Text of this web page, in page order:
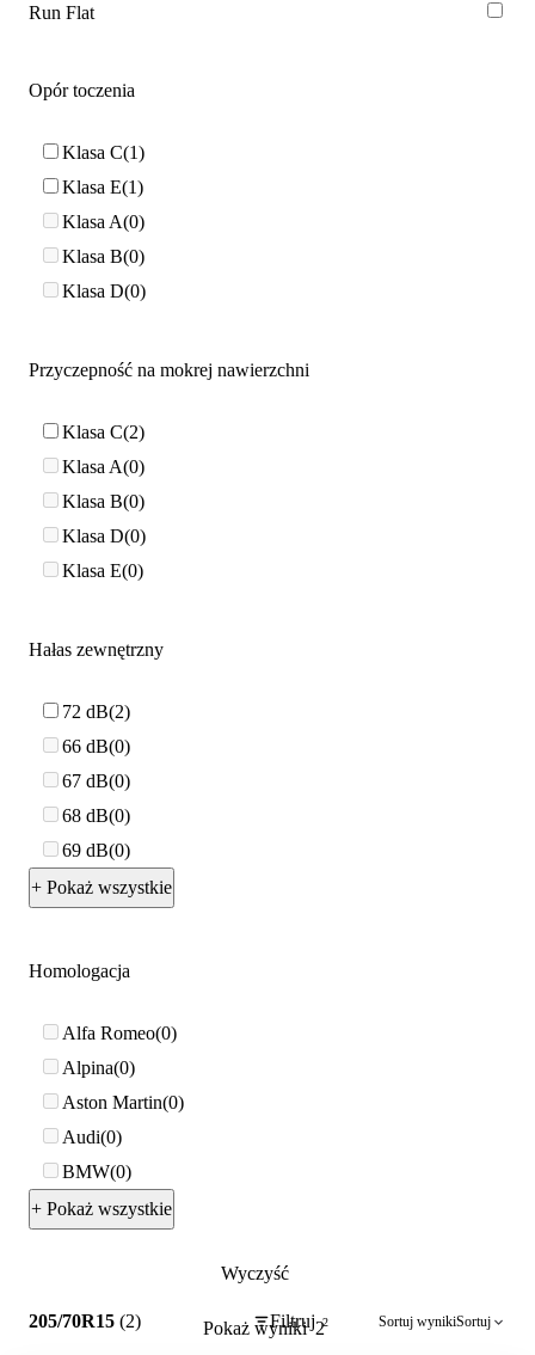
Run Flat
Opór toczenia
Klasa C 1
Klasa E 1
Klasa A 0
Klasa B 0
Klasa D 0
Przyczepność na mokrej nawierzchni
Klasa C 2
Klasa A 0
Klasa B 0
Klasa D 0
Klasa E 0
Hałas zewnętrzny
72 dB 2
66 dB 0
67 dB 0
68 dB 0
69 dB 0
+ Pokaż wszystkie
Homologacja
Alfa Romeo 0
Alpina 0
Aston Martin 0
Audi 0
BMW 0
+ Pokaż wszystkie
Wyczyść
Pokaż wyniki 2
205/70R15 (2) Filtruj 2 Sortuj wynikiSortuj